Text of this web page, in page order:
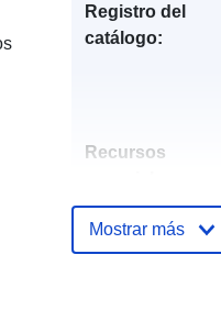
Registro del
catálogo:
Recursos
Identificadores:
Mostrar más